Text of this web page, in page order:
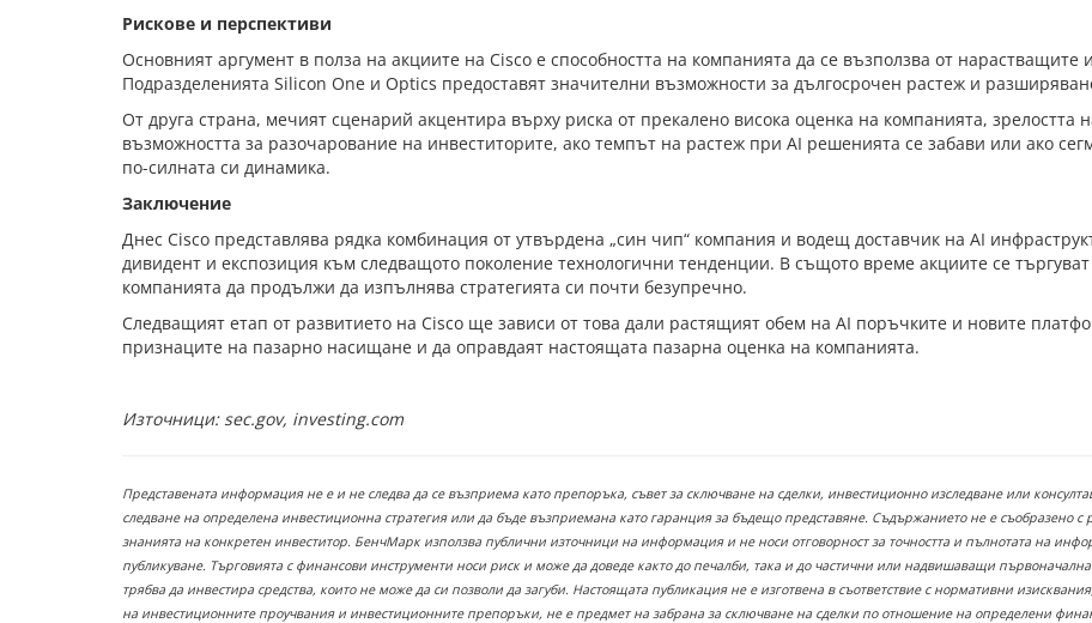
Рискове и перспективи
Основният аргумент в полза на акциите на Cisco е способността на компанията да се възползва от нарастващите
Подразделенията Silicon One и Optics предоставят значителни възможности за дългосрочен растеж и
От друга страна, мечият сценарий акцентира върху риска от прекалено висока оценка на компанията, зрелостта
възможността за разочарование на инвеститорите, ако темпът на растеж при AI решенията се забави или ако
по-силната си динамика.
Заключение
Днес Cisco представлява рядка комбинация от утвърдена „син чип“ компания и водещ доставчик на AI
дивидент и експозиция към следващото поколение технологични тенденции. В същото време акциите се
компанията да продължи да изпълнява стратегията си почти безупречно.
Следващият етап от развитието на Cisco ще зависи от това дали растящият обем на AI поръчките и новите
признаците на пазарно насищане и да оправдаят настоящата пазарна оценка на компанията.
Източници: sec.gov, investing.com
Представената информация не е и не следва да се възприема като препоръка, съвет за сключване на сделки, инвестиционно изследване или
следване на определена инвестиционна стратегия или да бъде възприемана като гаранция за бъдещо представяне. Съдържанието не е съобразено
знанията на конкретен инвеститор. БенчМарк използва публични източници на информация и не носи отговорност за точността и пълнотата на
публикуване. Търговията с финансови инструменти носи риск и може да доведе както до печалби, така и до частични или надвишаващи
трябва да инвестира средства, които не може да си позволи да загуби. Настоящата публикация не е изготвена в съответствие с нормативни
на инвестиционните проучвания и инвестиционните препоръки, не е предмет на забрана за сключване на сделки по отношение на определени